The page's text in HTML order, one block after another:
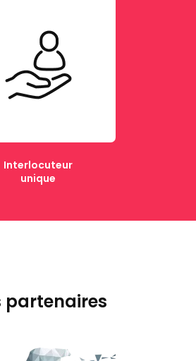
Interlocuteur
unique
partenaires